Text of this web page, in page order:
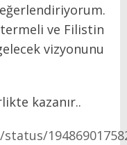
ve Filistin
vizyonunu
kazanır..